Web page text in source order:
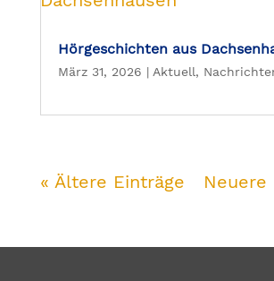
Hörgeschichten aus
März 31, 2026 | Aktuell,
« Ältere Einträge Neuere